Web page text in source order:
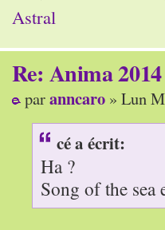
Astral
Re: Anima 2014
paranncaro » Lun
cé a écrit:
Ha ?
Song of the sea